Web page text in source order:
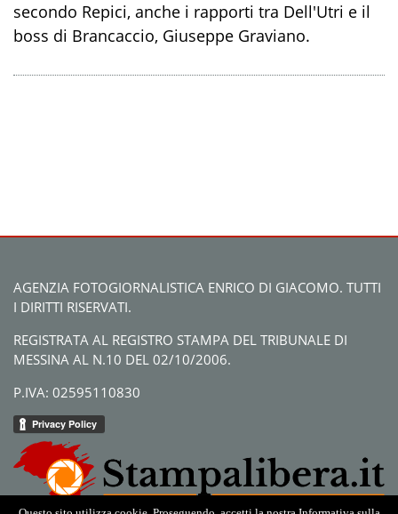
secondo Repici, anche i rapporti tra Dell'Utri e il
boss di Brancaccio, Giuseppe Graviano.
AGENZIA FOTOGIORNALISTICA ENRICO DI GIACOMO. TUTTI
I DIRITTI RISERVATI.
REGISTRATA AL REGISTRO STAMPA DEL TRIBUNALE DI
MESSINA AL N.10 DEL 02/10/2006.
P.IVA: 02595110830